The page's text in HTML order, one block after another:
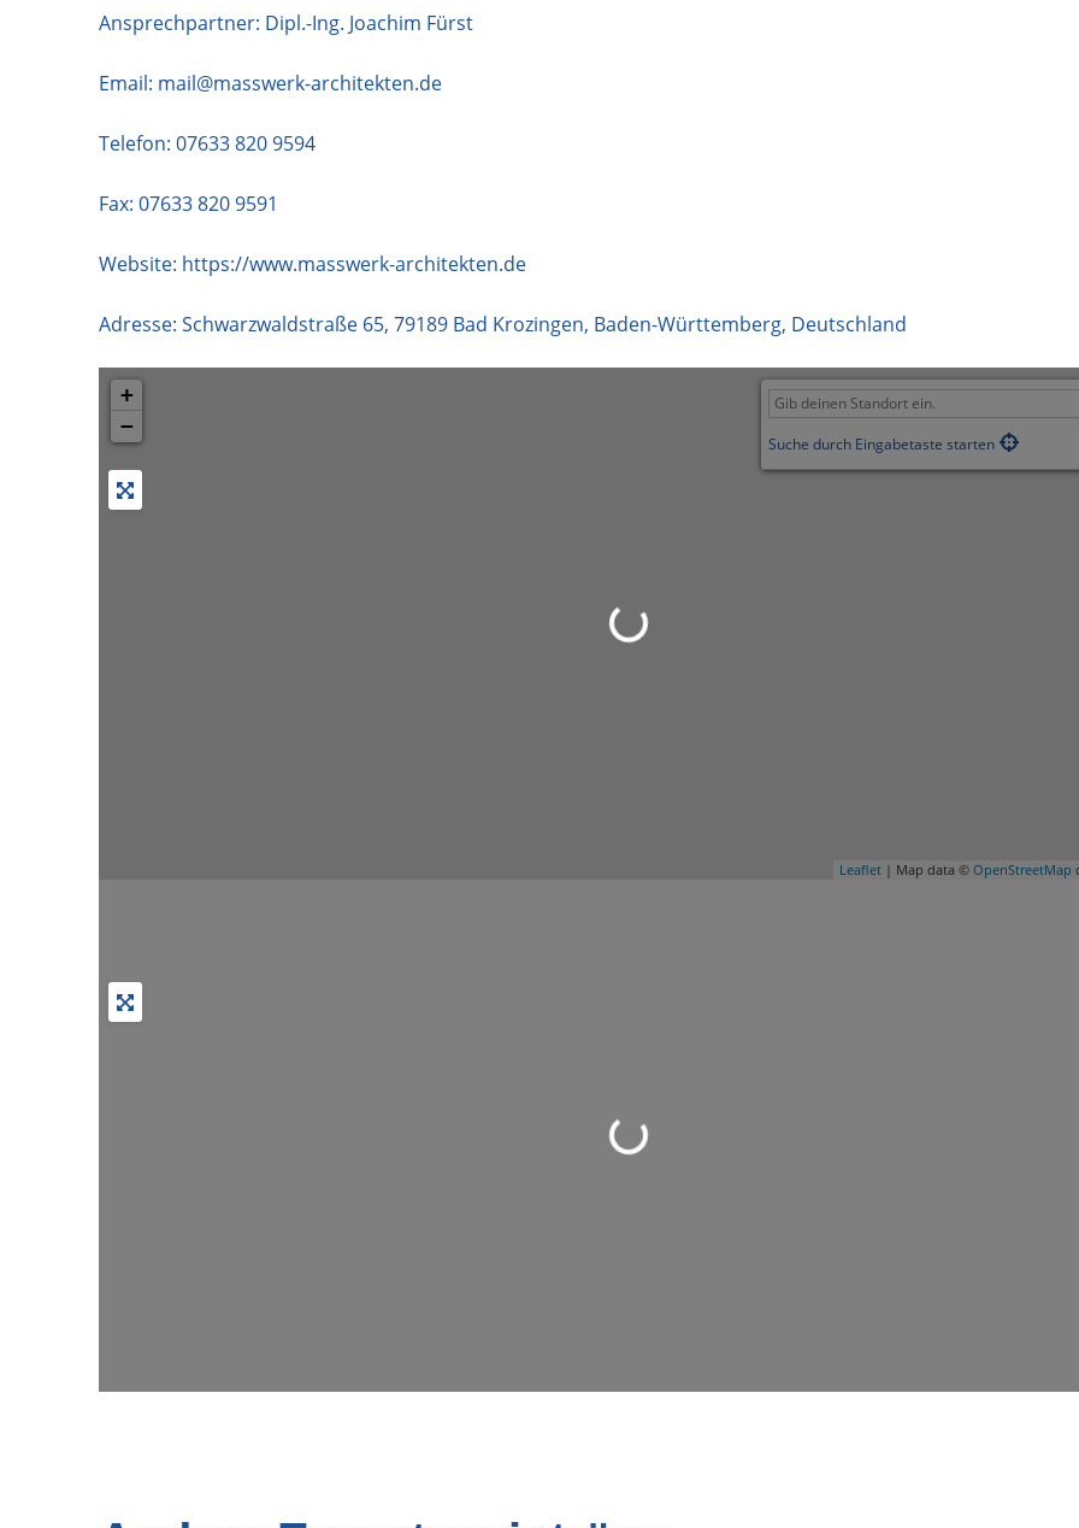
Ansprechpartner: Dipl.-Ing. Joachim Fürst
Email: mail@masswerk-architekten.de
Telefon: 07633 820 9594
Fax: 07633 820 9591
Website: https://www.masswerk-architekten.de
Adresse: Schwarzwaldstraße 65, 79189 Bad Krozingen, Baden-Württemberg, Deutschland
+
−
Suche durch Eingabetaste starten
Leaflet | Map data © OpenStreetMap
Wird geladen …